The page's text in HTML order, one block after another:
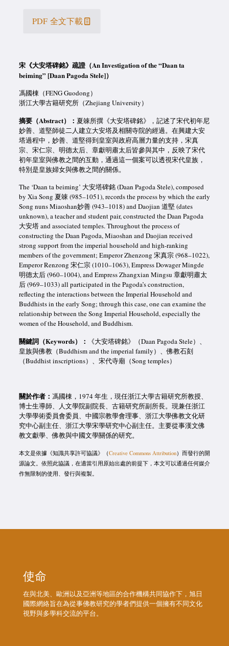
PDF 全文下載
宋《大安塔碑銘》疏證（An Investigation of the“Daan ta
beiming” [Daan Pagoda Stele]）
馮國棟（FENG Guodong）
浙江大學古籍研究所（Zhejiang University）
摘要（Abstract）： 夏竦所撰《大安塔碑銘》，記述了宋代初年尼
妙善、道堅師徒二人建立大安塔及相關寺院的經過。在興建大安
塔過程中，妙善、道堅得到皇室與政府高層力量的支持，宋真
宗、宋仁宗、明德太后、章獻明肅太后皆參與其中，反映了宋代
初年皇室與佛教之間的互動，通過這一個案可以透視宋代皇族，
特別是皇族婦女與佛教之間的關係。
The ‘Daan ta beiming’ 大安塔碑銘 (Daan Pagoda Stele), composed
by Xia Song 夏竦 (985–1051), records the process by which the early
Song nuns Miaoshan妙善 (943–1018) and Daojian 道堅 (dates
unknown), a teacher and student pair, constructed the Daan Pagoda
大安塔 and associated temples. Throughout the process of
constructing the Daan Pagoda, Miaoshan and Daojian received
strong support from the imperial household and high-ranking
members of the government; Emperor Zhenzong 宋真宗 (968–1022),
Emperor Renzong 宋仁宗 (1010–1063), Empress Dowager Mingde
明德太后 (960–1004), and Empress Zhangxian Mingsu 章獻明肅太
后 (969–1033) all participated in the Pagoda’s construction,
reflecting the interactions between the Imperial Household and
Buddhists in the early Song; through this case, one can examine the
relationship between the Song Imperial Household, especially the
women of the Household, and Buddhism.
關鍵詞（Keywords）：
《大安塔碑銘》（Daan Pagoda Stele）、
皇族與佛教（Buddhism and the imperial family）、佛教石刻
（Buddhist inscriptions）、宋代寺廟（Song temples）
關於作者： 馮國棟，1974 年生，現任浙江大學古籍研究所教授、
博士生導師、人文學院副院長、古籍研究所副所長。現兼任浙江
大學學術委員會委員、中國宗教學會理事、浙江大學佛教文化研
究中心副主任、浙江大學宋學研究中心副主任。主要從事漢文佛
教文獻學、佛教與中國文學關係的研究。
本文是依據《知識共享許可協議》（Creative Commons Attribution）而發行的開
源論文。依照此協議，在適當引用原始出處的前提下，本文可以通過任何媒介
作無限制的使用、發行與複製。
使命
在與北美、歐洲以及亞洲等地區的合作機構共同協作下，旭日
國際網絡旨在為從事佛教研究的學者們提供一個擁有不同文化
視野與多學科交流的平台。